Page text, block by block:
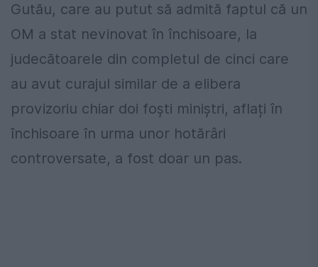
Gutău, care au putut să admită faptul că un
OM a stat nevinovat în închisoare, la
judecătoarele din completul de cinci care
au avut curajul similar de a elibera
provizoriu chiar doi foști miniștri, aflați în
închisoare în urma unor hotărâri
controversate, a fost doar un pas.